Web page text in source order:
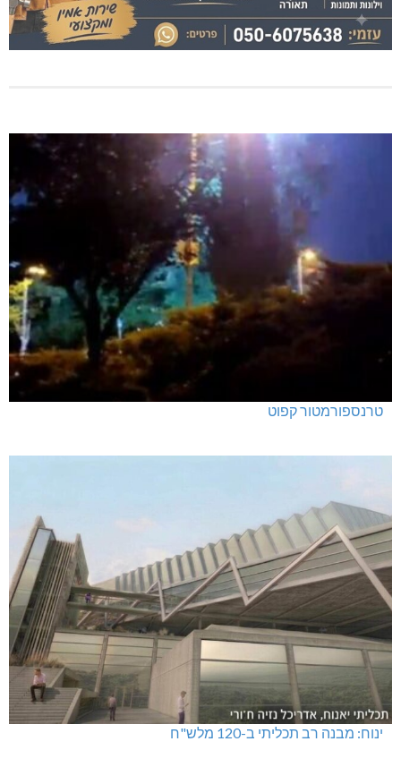
טרנספורמטור קפוט
ינוח: מבנה רב תכליתי ב-120 מלש"ח